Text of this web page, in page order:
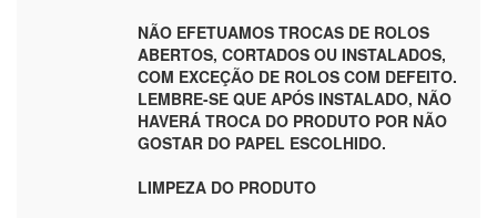
NÃO EFETUAMOS TROCAS DE ROLOS
ABERTOS, CORTADOS OU INSTALADOS,
COM EXCEÇÃO DE ROLOS COM DEFEITO.
LEMBRE-SE QUE APÓS INSTALADO, NÃO
HAVERÁ TROCA DO PRODUTO POR NÃO
GOSTAR DO PAPEL ESCOLHIDO.
LIMPEZA DO PRODUTO